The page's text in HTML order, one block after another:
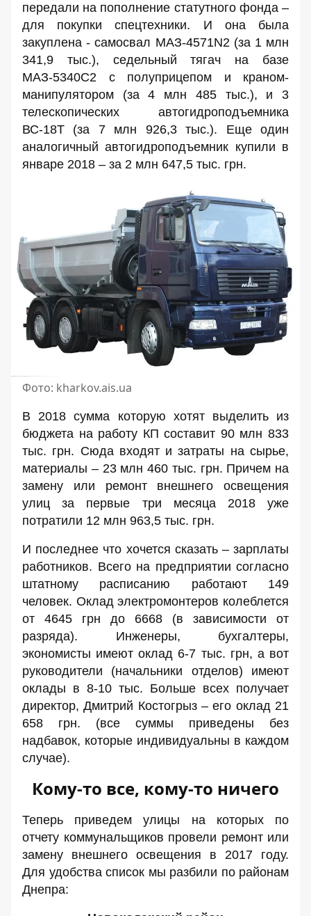
передали на пополнение статутного фонда –
для покупки спецтехники. И она была
закуплена - самосвал МАЗ-4571N2 (за 1 млн
341,9 тыс.), седельный тягач
на базе
МАЗ-5340С2 с полуприцепом и краном-
манипулятором (за 4 млн 485 тыс.), и 3
телескопических автогидроподъемника
ВС-18Т
(за 7 млн 926,3 тыс.). Еще один
аналогичный автогидроподъемник купили в
январе 2018 – за 2 млн 647,5 тыс. грн.
Фото: kharkov.ais.ua
В 2018 сумма которую хотят выделить из
бюджета на работу КП составит 90 млн 833
тыс. грн. Сюда входят и затраты на сырье,
материалы – 23 млн 460 тыс. грн. Причем на
замену или ремонт внешнего освещения
улиц за первые три месяца 2018 уже
потратили 12 млн 963,5 тыс. грн.
И последнее что хочется сказать – зарплаты
работников. Всего на предприятии согласно
штатному расписанию работают 149
человек. Оклад электромонтеров колеблется
от 4645 грн до 6668 (в зависимости от
разряда). Инженеры, бухгалтеры,
экономисты имеют оклад 6-7 тыс. грн, а вот
руководители (начальники отделов) имеют
оклады в 8-10 тыс. Больше всех получает
директор, Дмитрий Костогрыз – его оклад 21
658 грн. (все суммы приведены без
надбавок, которые индивидуальны в каждом
случае).
Кому-то все, кому-то ничего
Теперь приведем улицы на которых по
отчету коммунальщиков провели ремонт или
замену внешнего освещения в 2017 году.
Для удобства список мы разбили по районам
Днепра: